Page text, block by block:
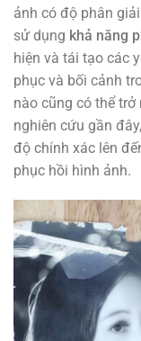
ảnh có độ phân
sử dụng khả năng
hiện và tái tạo các
phục và bối cảnh
nào cũng có thể
nghiên cứu gần
độ chính xác lên
phục hồi hình ảnh.